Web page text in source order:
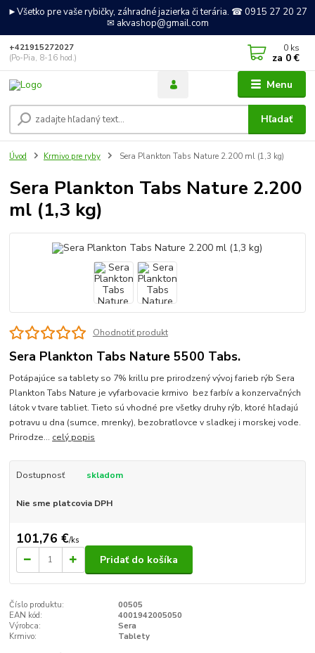
►Všetko pre vaše rybičky, záhradné jazierka či terária. ☎ 0915 27 20 27
✉ akvashop@gmail.com
Menu
Hľadať
+421915272027
(Po-Pia, 8-16 hod.)
0 ks
za 0 €
Úvod Krmivo pre ryby Sera Plankton Tabs Nature 2.200 ml (1,3 kg)
Sera Plankton Tabs Nature 2.200
ml (1,3 kg)
Ohodnotiť produkt
Sera Plankton Tabs Nature 5500 Tabs.
Potápajúce sa tablety so 7% krillu pre prirodzený vývoj farieb rýb Sera
Plankton Tabs Nature je vyfarbovacie krmivo bez farbív a konzervačných
látok v tvare tabliet. Tieto sú vhodné pre všetky druhy rýb, ktoré hľadajú
potravu u dna (sumce, mrenky), bezobratlovce v sladkej i morskej vode.
Prirodze... celý popis
Dostupnosť skladom
Nie sme platcovia DPH
101,76 €/ks
Pridať do košíka
Číslo produktu:
00505
EAN kód:
4001942005050
Výrobca:
Sera
Krmivo:
Tablety